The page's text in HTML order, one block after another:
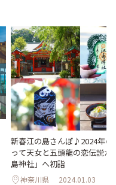
新春江の島さんぽ♪2024年の
って天女と五頭龍の恋伝説が
島神社」へ初詣
神奈川県 2024.01.03